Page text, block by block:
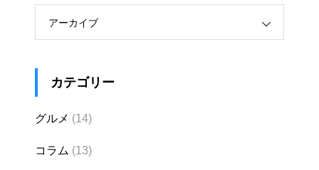
アーカイブ
カテゴリー
グルメ (14)
コラム (13)